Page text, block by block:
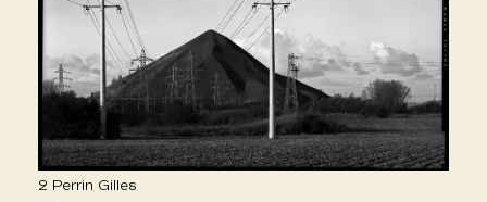
2 Perrin Gilles